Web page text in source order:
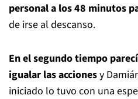
personal a los 48 minutos
de irse al descanso.
En el segundo tiempo
igualar las accionesy
iniciado lo tuvo con una